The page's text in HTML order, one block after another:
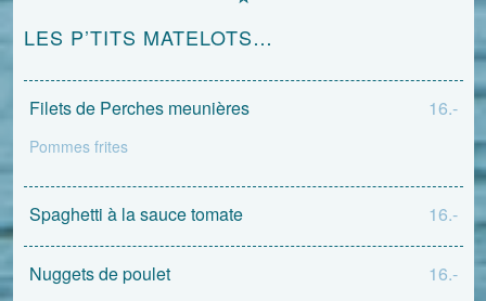
LES P’TITS MATELOTS…
Filets de Perches meunières 16.-
Pommes frites
Spaghetti à la sauce tomate 16.-
Nuggets de poulet 16.-